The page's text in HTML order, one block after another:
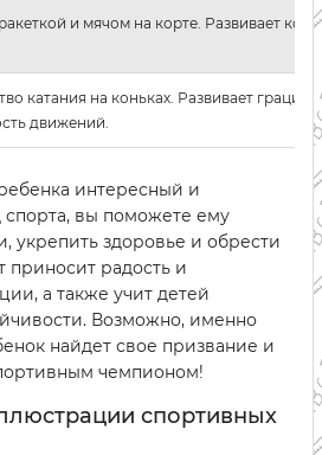
и мячом на корте. Развивает
катания на коньках. Развивает грацию,
движений.
интересный и
спорта, вы поможете ему
укрепить здоровье и обрести
приносит радость и
а также учит детей
Возможно, именно
найдет свое призвание и
чемпионом!
спортивных